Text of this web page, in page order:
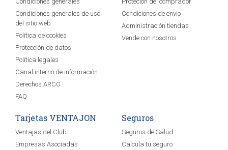
Condiciones generales de uso
del sitio web
Política de cookies
Protección de datos
Política legales
Canal interno de información
Derechos ARCO
FAQ
Condiciones de envío
Administración tiendas
Vende con nosotros
Tarjetas VENTAJON
Ventajas del Club
Empresas Asociadas
Seguros
Seguros de Salud
Calcula tu seguro